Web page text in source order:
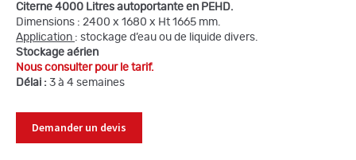
Citerne 4000 Litres autoportante en PEHD.
Dimensions : 2400 x 1680 x Ht 1665 mm.
Application : stockage d’eau ou de liquide divers.
Stockage aérien
Nous consulter pour le tarif.
Délai : 3 à 4 semaines
Demander un devis